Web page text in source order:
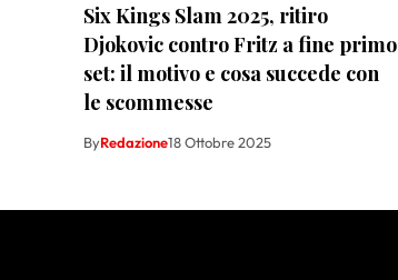
Six Kings Slam 2025, ritiro
Djokovic contro Fritz a fine primo
set: il motivo e cosa succede con
le scommesse
ByRedazione18 Ottobre 2025